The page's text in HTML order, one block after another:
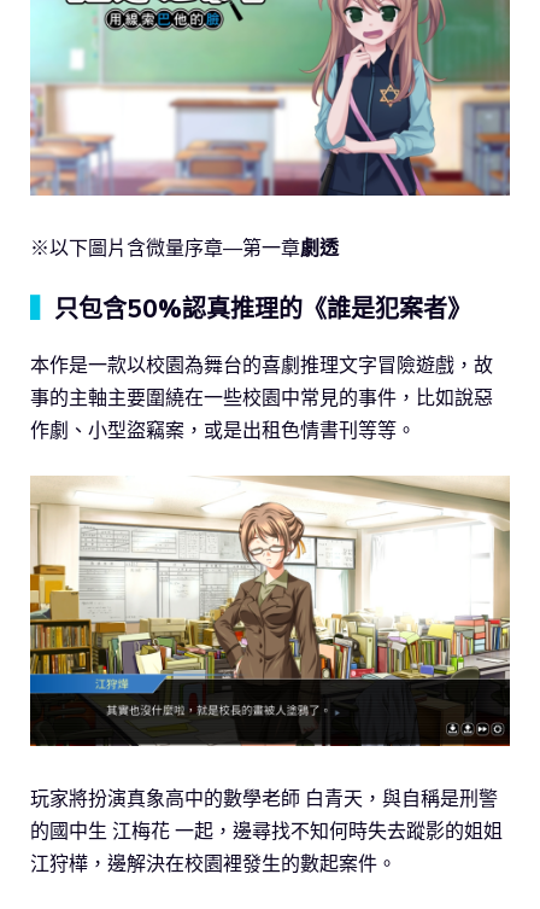
※以下圖片含微量序章—第一章劇透
只包含50%認真推理的《誰是犯案者》
本作是一款以校園為舞台的喜劇推理文字冒險遊戲，故
事的主軸主要圍繞在一些校園中常見的事件，比如說惡
作劇、小型盜竊案，或是出租色情書刊等等。
玩家將扮演真象高中的數學老師 白青天，與自稱是刑警
的國中生 江梅花 一起，邊尋找不知何時失去蹤影的姐姐
江狩樺，邊解決在校園裡發生的數起案件。